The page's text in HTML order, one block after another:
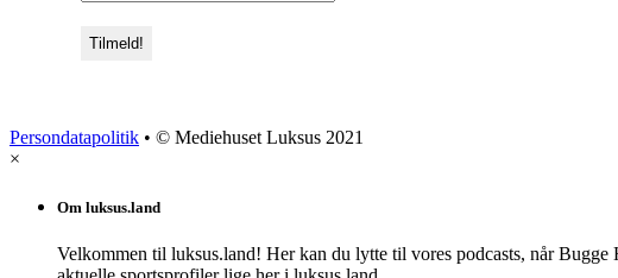
Persondatapolitik • © Mediehuset Luksus 2021
×
Om luksus.land
Velkommen til luksus.land! Her kan du lytte til vores podcasts, når